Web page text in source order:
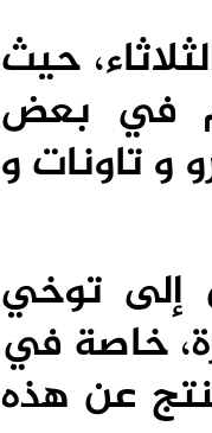
حيث
أمطار غزيرة تصل إلى 30 ملم في بعض
و تاونات و
إلى توخي
خاصة في
عن هذه